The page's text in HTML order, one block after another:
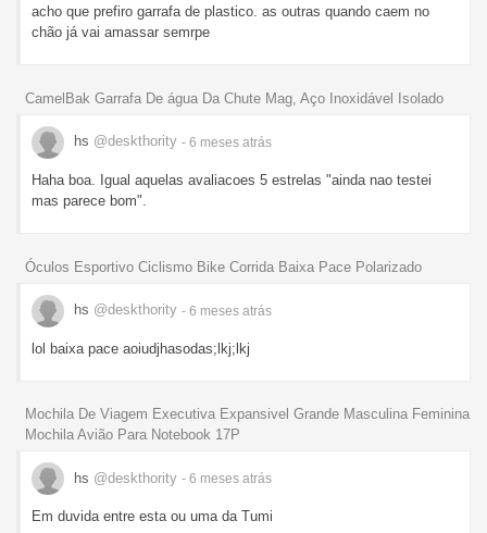
acho que prefiro garrafa de plastico. as outras quando caem no
chão já vai amassar semrpe
CamelBak Garrafa De água Da Chute Mag, Aço Inoxidável Isolado
hs @deskthority - 6 meses atrás
Haha boa. Igual aquelas avaliacoes 5 estrelas "ainda nao testei
mas parece bom".
Óculos Esportivo Ciclismo Bike Corrida Baixa Pace Polarizado
hs @deskthority - 6 meses atrás
lol baixa pace aoiudjhasodas;lkj;lkj
Mochila De Viagem Executiva Expansivel Grande Masculina Feminina
Mochila Avião Para Notebook 17P
hs @deskthority - 6 meses atrás
Em duvida entre esta ou uma da Tumi